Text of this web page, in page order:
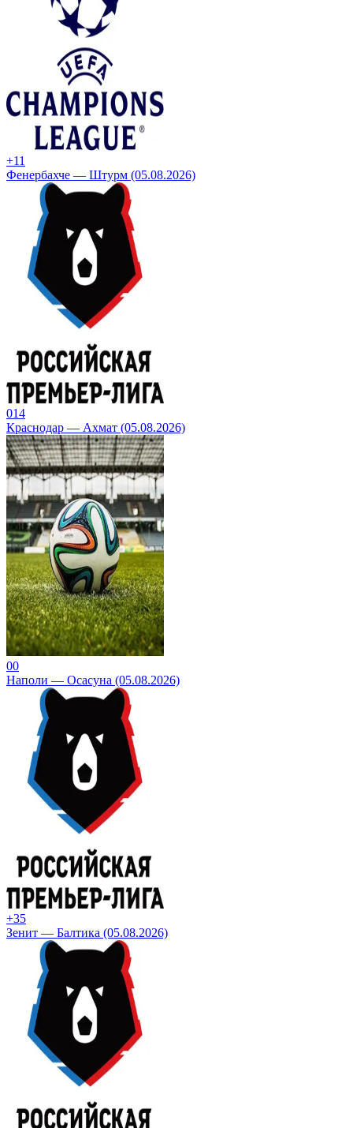
+11
Фенербахче — Штурм (05.08.2026)
014
Краснодар — Ахмат (05.08.2026)
00
Наполи — Осасуна (05.08.2026)
+35
Зенит — Балтика (05.08.2026)